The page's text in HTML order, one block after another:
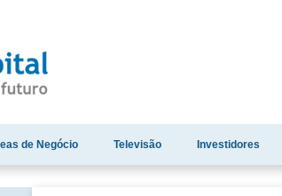
de Negócio Televisão Investidores